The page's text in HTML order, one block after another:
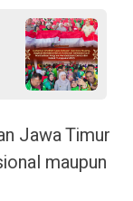
Jawa Timur
maupun